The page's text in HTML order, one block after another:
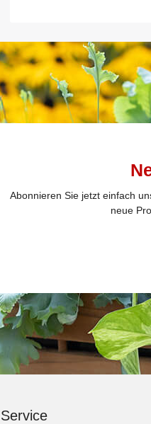
Abonnieren Sie jetzt einfach
neue
Service